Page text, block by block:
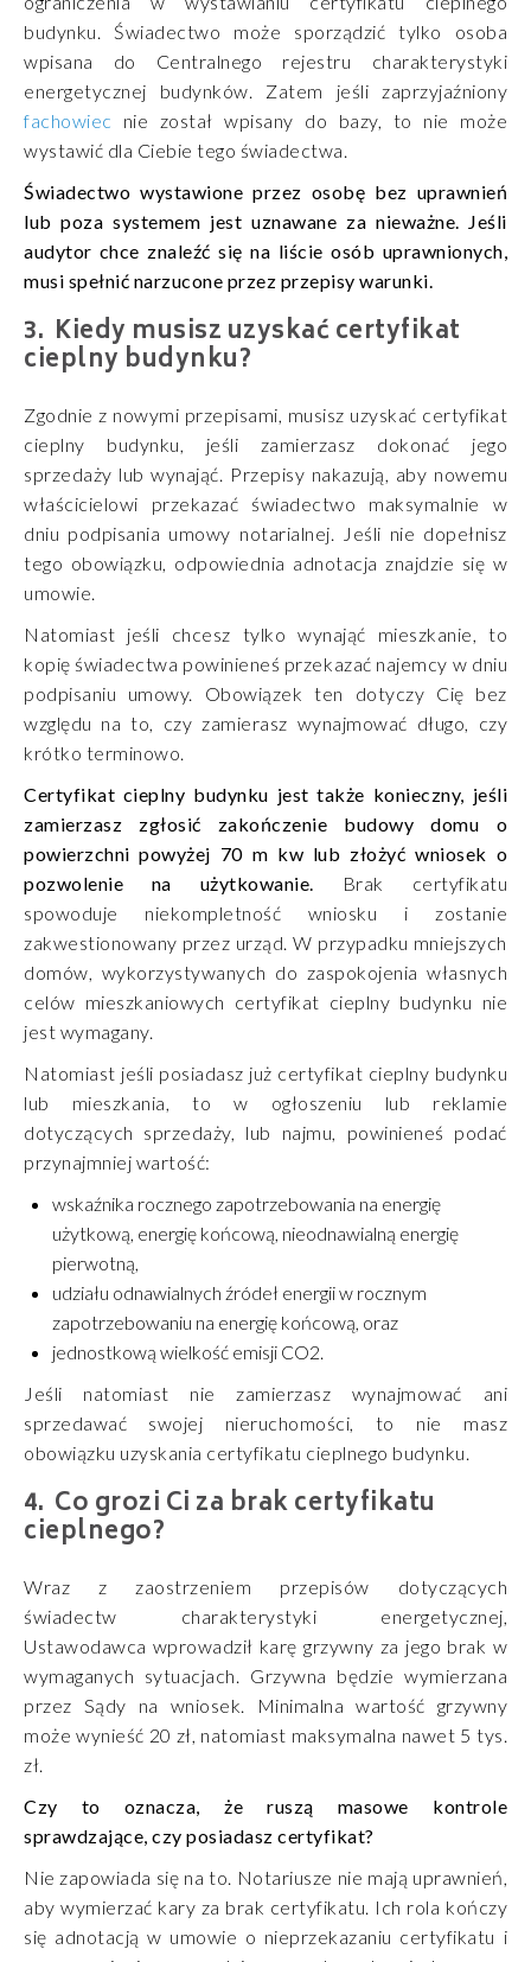
budynku. Świadectwo może sporządzić tylko osoba
wpisana do Centralnego rejestru charakterystyki
energetycznej budynków. Zatem jeśli zaprzyjaźniony
fachowiec nie został wpisany do bazy, to nie może
wystawić dla Ciebie tego świadectwa.
Świadectwo wystawione przez osobę bez uprawnień
lub poza systemem jest uznawane za nieważne. Jeśli
audytor chce znaleźć się na liście osób uprawnionych,
musi spełnić narzucone przez przepisy warunki.
Kiedy musisz uzyskać certyfikat
cieplny budynku?
Zgodnie z nowymi przepisami, musisz uzyskać certyfikat
cieplny budynku, jeśli zamierzasz dokonać jego
sprzedaży lub wynająć. Przepisy nakazują, aby nowemu
właścicielowi przekazać świadectwo maksymalnie w
dniu podpisania umowy notarialnej. Jeśli nie dopełnisz
tego obowiązku, odpowiednia adnotacja znajdzie się w
umowie.
Natomiast jeśli chcesz tylko wynająć mieszkanie, to
kopię świadectwa powinieneś przekazać najemcy w dniu
podpisaniu umowy. Obowiązek ten dotyczy Cię bez
względu na to, czy zamierasz wynajmować długo, czy
krótko terminowo.
Certyfikat cieplny budynku jest także konieczny, jeśli
zamierzasz zgłosić zakończenie budowy domu o
powierzchni powyżej 70 m kw lub złożyć wniosek o
pozwolenie na użytkowanie.
Brak certyfikatu
spowoduje niekompletność wniosku i zostanie
zakwestionowany przez urząd. W przypadku mniejszych
domów, wykorzystywanych do zaspokojenia własnych
celów mieszkaniowych certyfikat cieplny budynku nie
jest wymagany.
Natomiast jeśli posiadasz już certyfikat cieplny budynku
lub mieszkania, to w ogłoszeniu lub reklamie
dotyczących sprzedaży, lub najmu, powinieneś podać
przynajmniej wartość:
wskaźnika rocznego zapotrzebowania na energię
użytkową, energię końcową, nieodnawialną energię
pierwotną,
udziału odnawialnych źródeł energii w rocznym
zapotrzebowaniu na energię końcową, oraz
jednostkową wielkość emisji CO2.
Jeśli natomiast nie zamierzasz wynajmować ani
sprzedawać swojej nieruchomości, to nie masz
obowiązku uzyskania certyfikatu cieplnego budynku.
Co grozi Ci za brak certyfikatu
cieplnego?
Wraz z zaostrzeniem przepisów dotyczących
świadectw charakterystyki energetycznej,
Ustawodawca wprowadził karę grzywny za jego brak w
wymaganych sytuacjach. Grzywna będzie wymierzana
przez Sądy na wniosek. Minimalna wartość grzywny
może wynieść 20 zł, natomiast maksymalna nawet 5 tys.
zł.
Czy to oznacza, że ruszą masowe kontrole
sprawdzające, czy posiadasz certyfikat?
Nie zapowiada się na to. Notariusze nie mają uprawnień,
aby wymierzać kary za brak certyfikatu. Ich rola kończy
się adnotacją w umowie o nieprzekazaniu certyfikatu i